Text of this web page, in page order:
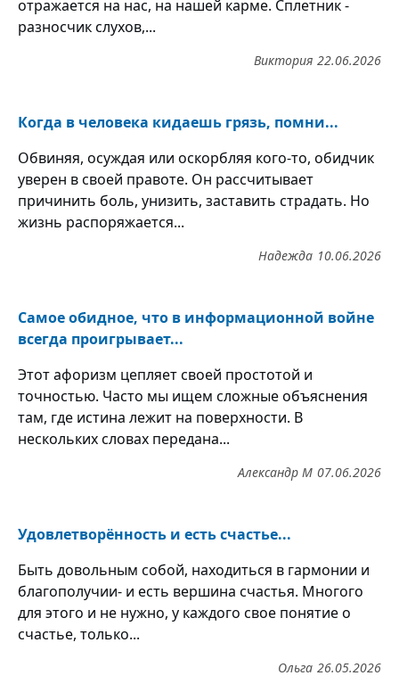
отражается на нас, на нашей карме. Сплетник -
разносчик слухов,...
22.06.2026
Виктория
Когда в человека кидаешь грязь, помни...
Обвиняя, осуждая или оскорбляя кого-то, обидчик
уверен в своей правоте. Он рассчитывает
причинить боль, унизить, заставить страдать. Но
жизнь распоряжается...
10.06.2026
Надежда
Самое обидное, что в информационной войне
всегда проигрывает...
Этот афоризм цепляет своей простотой и
точностью. Часто мы ищем сложные объяснения
там, где истина лежит на поверхности. В
нескольких словах передана...
07.06.2026
Александр М
Удовлетворённость и есть счастье...
Быть довольным собой, находиться в гармонии и
благополучии- и есть вершина счастья. Многого
для этого и не нужно, у каждого свое понятие о
счастье, только...
26.05.2026
Ольга